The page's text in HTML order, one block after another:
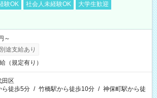
験OK 社会人未経験OK
大学生歓迎
～
途支給あり
（規定有り）
田区
ら徒歩5分 / 竹橋駅から徒歩10分 / 神保町駅から徒